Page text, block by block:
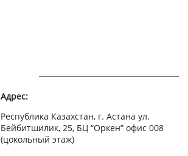
Адрес:
Республика Казахстан, г. Астана ул.
Бейбитшилик, 25, БЦ “Оркен” офис 008
(цокольный этаж)